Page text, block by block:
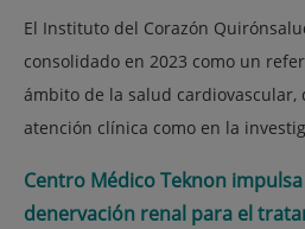
El Instituto del Corazón
consolidado en 2023 como un
ámbito de la salud cardiovascular,
atención clínica como en la
Centro Médico Teknon
denervación renal para el